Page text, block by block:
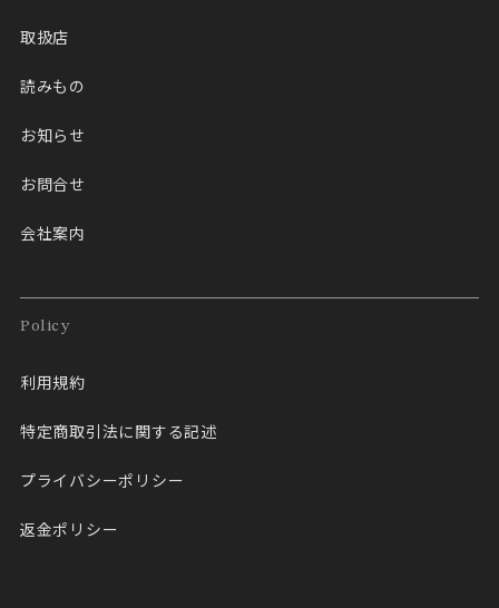
取扱店
読みもの
お知らせ
お問合せ
会社案内
Policy
利用規約
特定商取引法に関する記述
プライバシーポリシー
返金ポリシー